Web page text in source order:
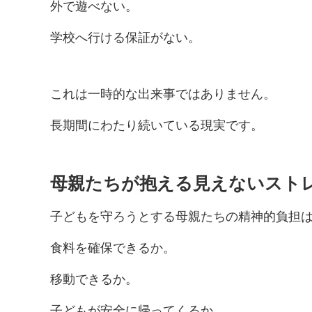
外で遊べない。
学校へ行ける保証がない。
これは一時的な出来事ではありません。
長期間にわたり続いている現実です。
母親たちが抱える見えないスト
子どもを守ろうとする母親たちの精神的負担
食料を確保できるか。
移動できるか。